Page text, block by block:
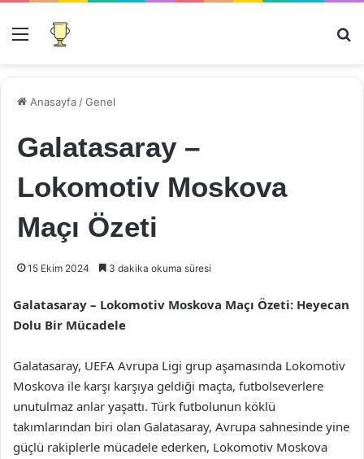
Menü
Anasayfa /Genel
Galatasaray –
Lokomotiv Moskova
Maçı Özeti
15 Ekim 2024 3 dakika okuma süresi
Galatasaray – Lokomotiv Moskova Maçı Özeti: Heyecan
Dolu Bir Mücadele
Galatasaray, UEFA Avrupa Ligi grup aşamasında Lokomotiv
Moskova ile karşı karşıya geldiği maçta, futbolseverlere
unutulmaz anlar yaşattı. Türk futbolunun köklü
takımlarından biri olan Galatasaray, Avrupa sahnesinde yine
güçlü rakiplerle mücadele ederken, Lokomotiv Moskova